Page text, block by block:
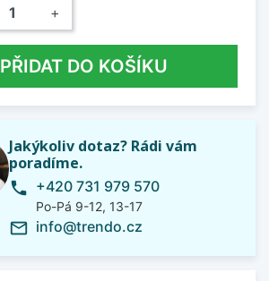
+
PŘIDAT DO KOŠÍKU
Jakýkoliv dotaz? Rádi vám
poradíme.
phone +420 731 979 570
Po-Pá 9-12, 13-17
mail_outline info@trendo.cz